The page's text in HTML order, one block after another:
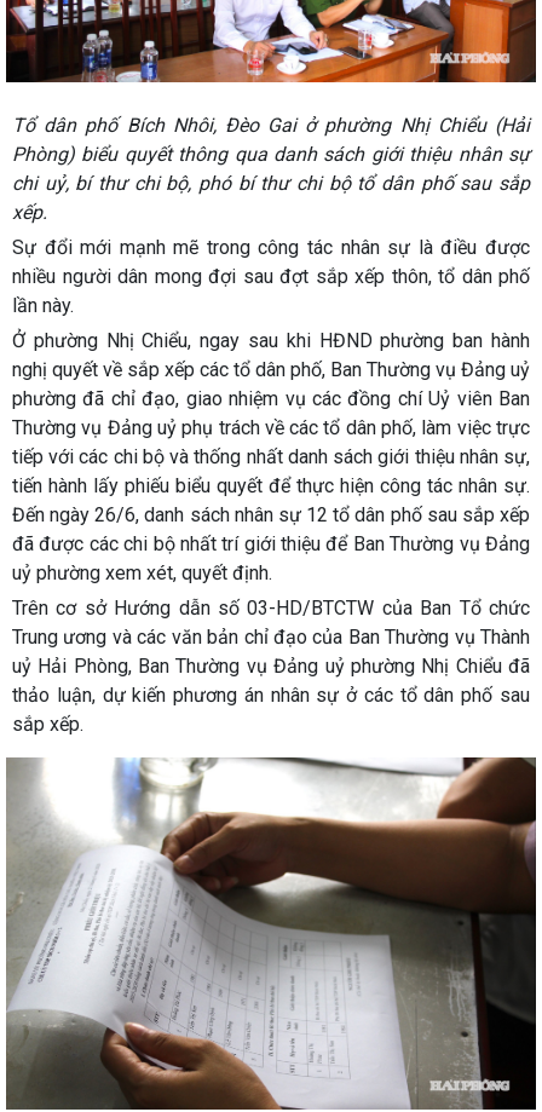
Tổ dân phố Bích Nhôi, Đèo Gai ở phường Nhị Chiểu (Hải
Phòng) biểu quyết thông qua danh sách giới thiệu nhân sự
chi uỷ, bí thư chi bộ, phó bí thư chi bộ tổ dân phố sau sắp
xếp.
Sự đổi mới mạnh mẽ trong công tác nhân sự là điều được
nhiều người dân mong đợi sau đợt sắp xếp thôn, tổ dân phố
lần này.
Ở phường Nhị Chiểu, ngay sau khi HĐND phường ban hành
nghị quyết về sắp xếp các tổ dân phố, Ban Thường vụ Đảng uỷ
phường đã chỉ đạo, giao nhiệm vụ các đồng chí Uỷ viên Ban
Thường vụ Đảng uỷ phụ trách về các tổ dân phố, làm việc trực
tiếp với các chi bộ và thống nhất danh sách giới thiệu nhân sự,
tiến hành lấy phiếu biểu quyết để thực hiện công tác nhân sự.
Đến ngày 26/6, danh sách nhân sự 12 tổ dân phố sau sắp xếp
đã được các chi bộ nhất trí giới thiệu để Ban Thường vụ Đảng
uỷ phường xem xét, quyết định.
Trên cơ sở Hướng dẫn số 03-HD/BTCTW của Ban Tổ chức
Trung ương và các văn bản chỉ đạo của Ban Thường vụ Thành
uỷ Hải Phòng, Ban Thường vụ Đảng uỷ phường Nhị Chiểu đã
thảo luận, dự kiến phương án nhân sự ở các tổ dân phố sau
sắp xếp.